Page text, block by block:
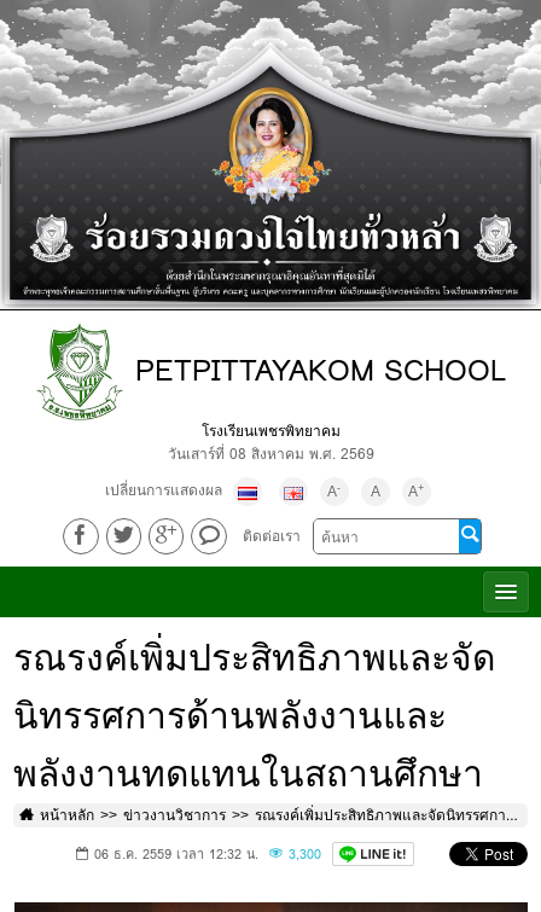
PETPITTAYAKOM SCHOOL
โรงเรียนเพชรพิทยาคม
วันเสาร์ที่ 08 สิงหาคม พ.ศ. 2569
เปลี่ยนการแสดงผล
A- A A+
ติดต่อเรา
รณรงค์เพิ่มประสิทธิภาพและจัด
นิทรรศการด้านพลังงานและ
พลังงานทดแทนในสถานศึกษา
หน้าหลัก ข่าวงานวิชาการ รณรงค์เพิ่มประสิทธิภาพและจัดนิทรรศการด้านพลังงานและพลังงานทดแทนในสถานศึกษา
06 ธ.ค. 2559 เวลา 12:32 น. 3,300